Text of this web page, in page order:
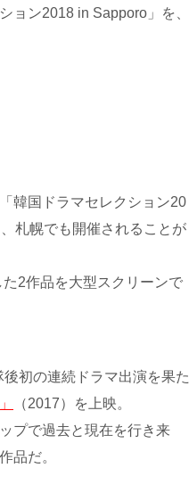
ョン2018 in Sapporo」を、
韓国ドラマセレクション20
札幌でも開催されることが
2作品を大型スクリーンで
初の連続ドラマ出演を果た
（2017）を上映。
プで過去と現在を行き来
品だ。